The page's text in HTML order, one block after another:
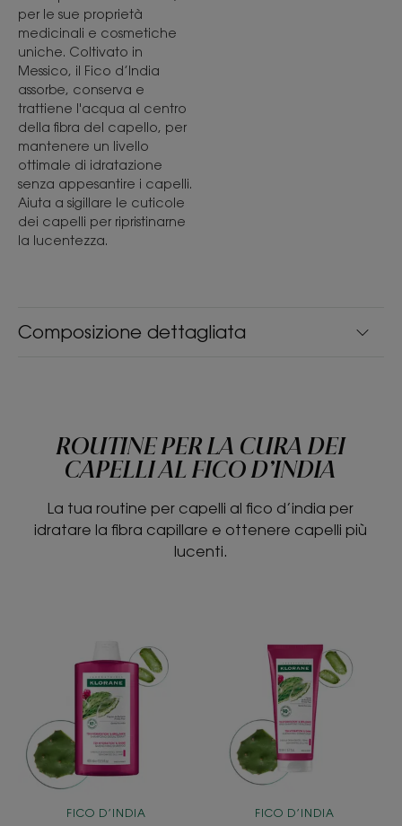
Composizione dettagliata
per le sue proprietà
medicinali e cosmetiche
uniche. Coltivato in
Messico, il Fico d’India
assorbe, conserva e
trattiene l'acqua al centro
della fibra del capello, per
mantenere un livello
ottimale di idratazione
senza appesantire i capelli.
Aiuta a sigillare le cuticole
dei capelli per ripristinarne
la lucentezza.
ROUTINE PER LA CURA DEI
CAPELLI AL FICO D’INDIA
La tua routine per capelli al fico d’india per
idratare la fibra capillare e ottenere capelli più
lucenti.
idratante
e
illuminante
al
fico
d’India
FICO D’INDIA
idratante
e
illuminante
al
fico
d’India
FICO D’INDIA